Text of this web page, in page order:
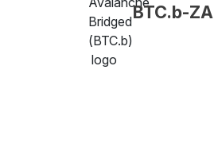
BTC.b-